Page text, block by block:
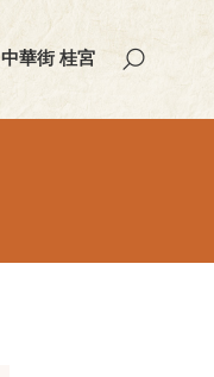
中華街 桂宮